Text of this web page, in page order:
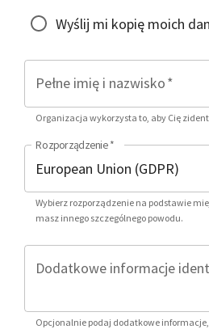
Wyślij mi kopię moich
Pełne imię i nazwisko*
Organizacja wykorzysta to, aby Cię
Rozporządzenie*
Wybierz rozporządzenie na podstawie
masz innego szczególnego powodu.
Opcjonalnie podaj dodatkowe